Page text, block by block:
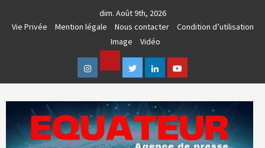
dim. Août 9th, 2026
Vie Privée
Mention légale Nous contacter
Condition d’utilisation
Image
Vidéo
Instagram
Facebook
TwitterLinkedinYoutube